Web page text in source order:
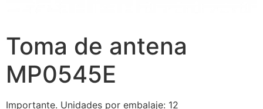
Toma de antena
MP0545E
Importante. Unidades por embalaje: 12